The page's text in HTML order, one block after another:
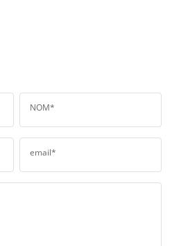
NOM*
email*